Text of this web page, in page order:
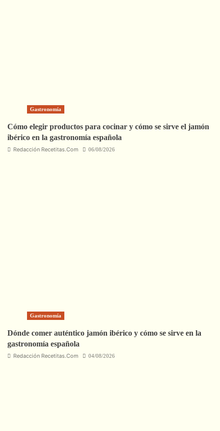
Gastronomía
Cómo elegir productos para cocinar y cómo se sirve el jamón
ibérico en la gastronomía española
Redacción Recetitas.Com 06/08/2026
Gastronomía
Dónde comer auténtico jamón ibérico y cómo se sirve en la
gastronomía española
Redacción Recetitas.Com 04/08/2026